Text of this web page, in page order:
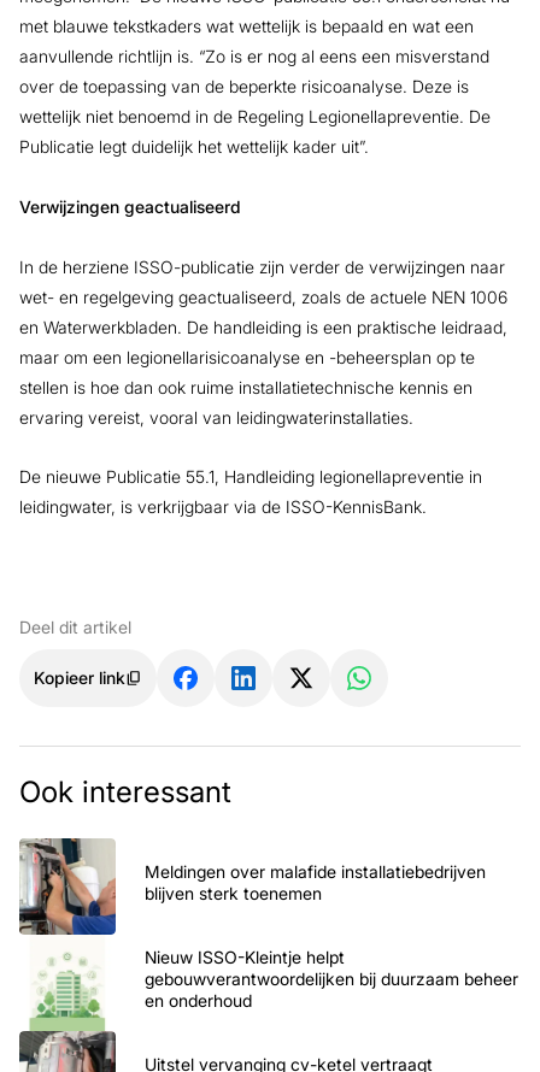
met blauwe tekstkaders wat wettelijk is bepaald en wat een
aanvullende richtlijn is. “Zo is er nog al eens een misverstand
over de toepassing van de beperkte risicoanalyse. Deze is
wettelijk niet benoemd in de Regeling Legionellapreventie. De
Publicatie legt duidelijk het wettelijk kader uit”.
Verwijzingen geactualiseerd
In de herziene ISSO-publicatie zijn verder de verwijzingen naar
wet- en regelgeving geactualiseerd, zoals de actuele NEN 1006
en Waterwerkbladen. De handleiding is een praktische leidraad,
maar om een legionellarisicoanalyse en -beheersplan op te
stellen is hoe dan ook ruime installatietechnische kennis en
ervaring vereist, vooral van leidingwaterinstallaties.
De nieuwe Publicatie 55.1, Handleiding legionellapreventie in
leidingwater, is verkrijgbaar via de ISSO-KennisBank.
Deel dit artikel
Kopieer link
Ook interessant
Meldingen over malafide installatiebedrijven
blijven sterk toenemen
Nieuw ISSO-Kleintje helpt
gebouwverantwoordelijken bij duurzaam beheer
en onderhoud
Uitstel vervanging cv-ketel vertraagt